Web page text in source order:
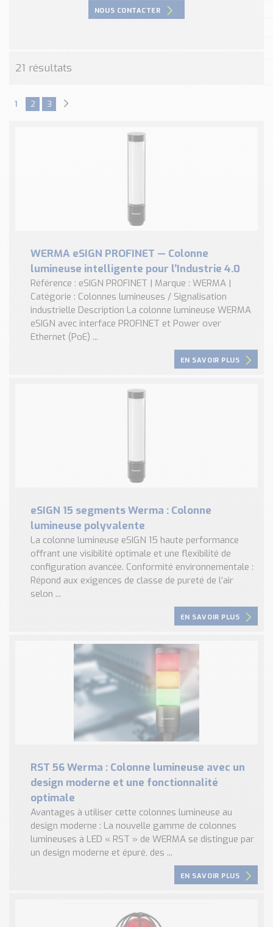
NOUS CONTACTER
21 résultats
1 2 3
WERMA eSIGN PROFINET — Colonne
lumineuse intelligente pour l’Industrie 4.0
Référence : eSIGN PROFINET | Marque : WERMA |
Catégorie : Colonnes lumineuses / Signalisation
industrielle Description La colonne lumineuse WERMA
eSIGN avec interface PROFINET et Power over
Ethernet (PoE) ...
EN SAVOIR PLUS
eSIGN 15 segments Werma : Colonne
lumineuse polyvalente
La colonne lumineuse eSIGN 15 haute performance
offrant une visibilité optimale et une flexibilité de
configuration avancée. Conformité environnementale :
Répond aux exigences de classe de pureté de l’air
selon ...
EN SAVOIR PLUS
RST 56 Werma : Colonne lumineuse avec un
design moderne et une fonctionnalité
optimale
Avantages à utiliser cette colonnes lumineuse au
design moderne : La nouvelle gamme de colonnes
lumineuses à LED « RST » de WERMA se distingue par
un design moderne et épuré, des ...
EN SAVOIR PLUS